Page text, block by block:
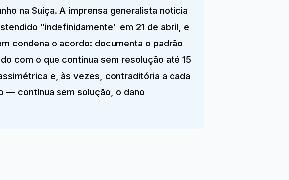
na Suíça. A imprensa generalista noticia
"indefinidamente" em 21 de abril, e
condena o acordo: documenta o padrão
com o que continua sem resolução até 15
e, às vezes, contraditória a cada
— continua sem solução, o dano